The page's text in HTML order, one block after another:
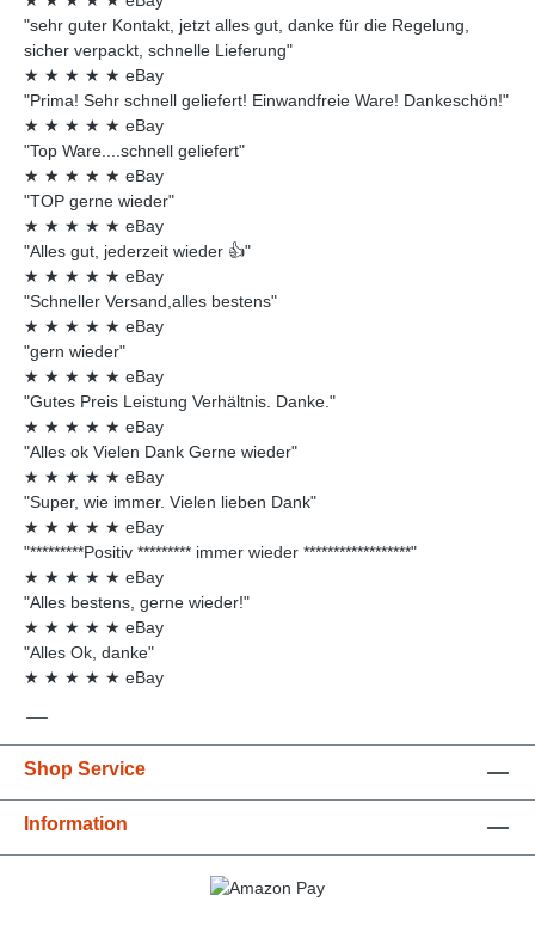
"sehr guter Kontakt, jetzt alles gut, danke für die Regelung,
sicher verpackt, schnelle Lieferung"
★ ★ ★ ★ ★ eBay
"Prima! Sehr schnell geliefert! Einwandfreie Ware! Dankeschön!"
★ ★ ★ ★ ★ eBay
"Top Ware....schnell geliefert"
★ ★ ★ ★ ★ eBay
"TOP gerne wieder"
★ ★ ★ ★ ★ eBay
"Alles gut, jederzeit wieder 👍"
★ ★ ★ ★ ★ eBay
"Schneller Versand,alles bestens"
★ ★ ★ ★ ★ eBay
"gern wieder"
★ ★ ★ ★ ★ eBay
"Gutes Preis Leistung Verhältnis. Danke."
★ ★ ★ ★ ★ eBay
"Alles ok Vielen Dank Gerne wieder"
★ ★ ★ ★ ★ eBay
"Super, wie immer. Vielen lieben Dank"
★ ★ ★ ★ ★ eBay
"*********Positiv ********* immer wieder ******************"
★ ★ ★ ★ ★ eBay
"Alles bestens, gerne wieder!"
★ ★ ★ ★ ★ eBay
"Alles Ok, danke"
★ ★ ★ ★ ★ eBay
Shop Service
Information